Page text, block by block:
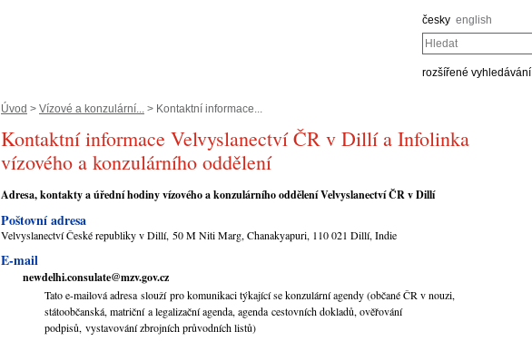
česky english
Hledat
rozšířené vyhledávání
Úvod > Vízové a konzulární... > Kontaktní informace...
Kontaktní informace Velvyslanectví ČR v Dillí a Infolinka
vízového a konzulárního oddělení
Adresa, kontakty a úřední hodiny vízového a konzulárního oddělení Velvyslanectví ČR v Dillí
Poštovní adresa
Velvyslanectví České republiky v Dillí, 50 M Niti Marg, Chanakyapuri, 110 021 Dillí, Indie
E-mail
newdelhi.consulate@mzv.gov.cz
Tato e-mailová adresa slouží pro komunikaci týkající se konzulární agendy (občané ČR v nouzi,
státoobčanská, matriční a legalizační agenda, agenda cestovních dokladů, ověřování
podpisů, vystavování zbrojních průvodních listů)